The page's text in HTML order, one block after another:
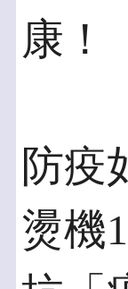
康！
防疫
燙機